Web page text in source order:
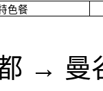
色餐
→ 曼